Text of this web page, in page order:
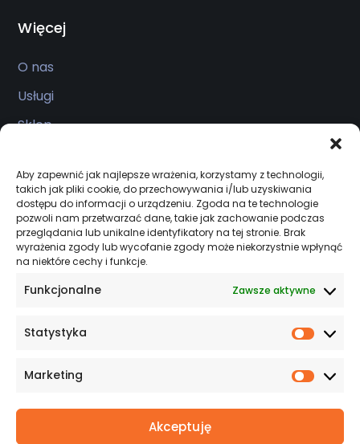
Aby zapewnić jak najlepsze wrażenia, korzystamy z technologii,
takich jak pliki cookie, do przechowywania i/lub uzyskiwania
dostępu do informacji o urządzeniu. Zgoda na te technologie
pozwoli nam przetwarzać dane, takie jak zachowanie podczas
przeglądania lub unikalne identyfikatory na tej stronie. Brak
wyrażenia zgody lub wycofanie zgody może niekorzystnie wpłynąć
na niektóre cechy i funkcje.
Funkcjonalne Zawsze aktywne
Statystyka
Marketing
Akceptuję
Więcej
O nas
Usługi
Sklep
Kontakt
Salon firmowy
Serwis czynny 24/7
+48 533 944 931
biuro@specjalisciodciepla.pl